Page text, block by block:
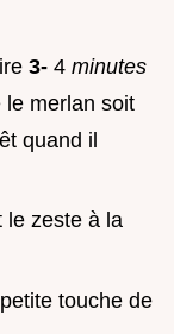
3- 4 minutes
le merlan soit
quand il
le zeste à la
touche de